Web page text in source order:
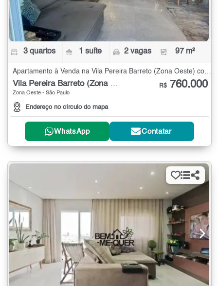
3 quartos 1 suíte 2 vagas 97 m²
Apartamento à Venda na Vila Pereira Barreto (Zona Oeste) com 3 quartos - 97 m²
Vila Pereira Barreto (Zona Oeste)
Zona Oeste - São Paulo
Endereço no círculo do mapa
R$ 760.000
WhatsApp Contatar